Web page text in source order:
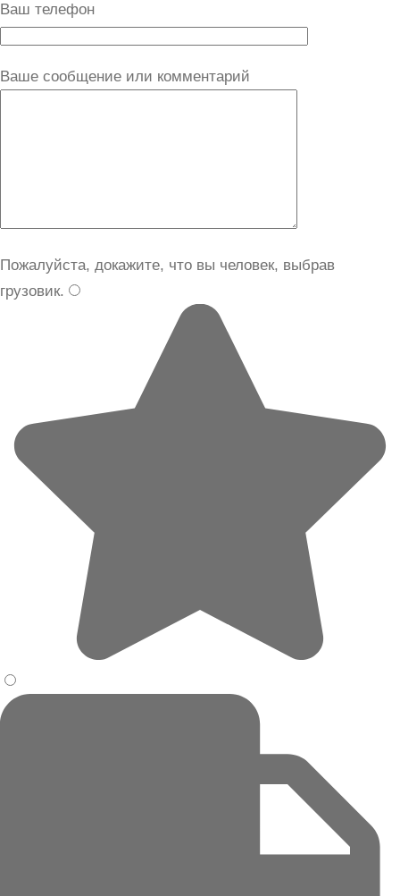
Ваш телефон
Ваше сообщение или комментарий
Пожалуйста, докажите, что вы человек, выбрав
грузовик.